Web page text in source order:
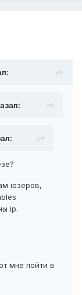
юзеров,
ip.
мне пойти в